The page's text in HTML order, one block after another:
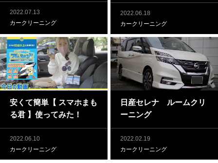
2022.07.13
カークリーニング
オル」の紹介
2022.06.18
カークリーニング
安くて簡単【 スマホまも
る君 】使ってみた！
2022.06.10
カークリーニング
日産セレナ ルームクリ
ーニング
2022.02.19
カークリーニング